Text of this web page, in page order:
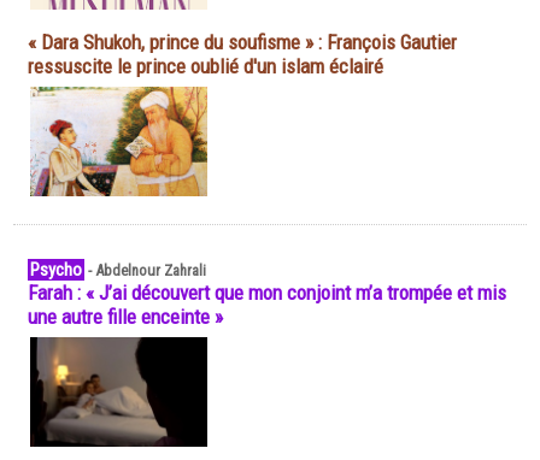
« Dara Shukoh, prince du soufisme » : François Gautier
ressuscite le prince oublié d'un islam éclairé
Psycho -Abdelnour Zahrali
Farah : « J’ai découvert que mon conjoint m’a trompée et mis
une autre fille enceinte »